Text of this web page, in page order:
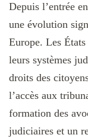
Depuis l’entrée
une évolution
Europe. Les États
leurs systèmes
droits des
l’accès aux
formation des
judiciaires et un